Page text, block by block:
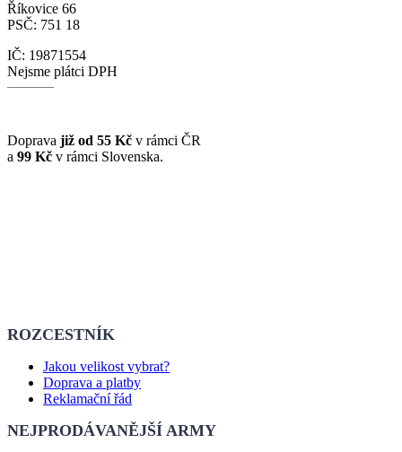
Říkovice 66
PSČ: 751 18
IČ: 19871554
Nejsme plátci DPH
Doprava již od 55 Kč v rámci ČR
a 99 Kč v rámci Slovenska.
ROZCESTNÍK
Jakou velikost vybrat?
Doprava a platby
Reklamační řád
NEJPRODÁVANĚJŠÍ ARMY